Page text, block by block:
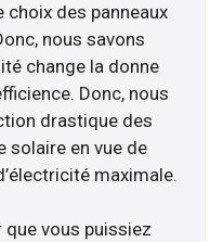
choix des panneaux
nous savons
change la donne
Donc, nous
drastique des
solaire en vue de
maximale.
vous puissiez